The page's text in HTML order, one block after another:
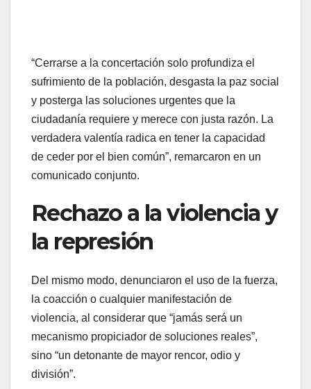
“Cerrarse a la concertación solo profundiza el
sufrimiento de la población, desgasta la paz social
y posterga las soluciones urgentes que la
ciudadanía requiere y merece con justa razón. La
verdadera valentía radica en tener la capacidad
de ceder por el bien común”, remarcaron en un
comunicado conjunto.
Rechazo a la violencia y
la represión
Del mismo modo, denunciaron el uso de la fuerza,
la coacción o cualquier manifestación de
violencia, al considerar que “jamás será un
mecanismo propiciador de soluciones reales”,
sino “un detonante de mayor rencor, odio y
división”.